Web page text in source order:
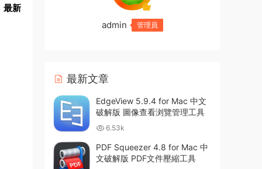
最新
admin 管理員
最新文章
EdgeView 5.9.4 for Mac 中文
破解版 圖像查看浏覽管理工具
6.53k
PDF Squeezer 4.8 for Mac 中
文破解版 PDF文件壓縮工具